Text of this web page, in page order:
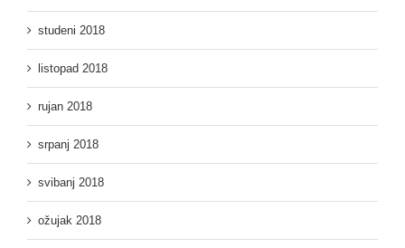
studeni 2018
listopad 2018
rujan 2018
srpanj 2018
svibanj 2018
ožujak 2018